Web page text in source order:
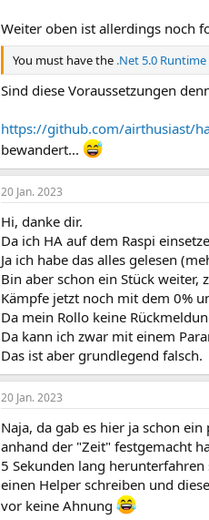
Weiter oben ist allerdings noch
You must have the .Net 5.0 Runtime
Sind diese Voraussetzungen
https://github.com/airthusiast/
bewandert...
20 Jan. 2023
Hi, danke dir.
Da ich HA auf dem Raspi
Ja ich habe das alles gelesen
Bin aber schon ein Stück
Kämpfe jetzt noch mit dem 0%
Da mein Rollo keine
Da kann ich zwar mit einem
Das ist aber grundlegend falsch.
20 Jan. 2023
Naja, da gab es hier ja schon
anhand der "Zeit" festgemacht
5 Sekunden lang
einen Helper schreiben und
vor keine Ahnung